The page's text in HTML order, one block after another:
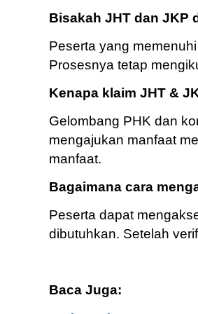
Bisakah JHT dan JKP
Peserta yang
Prosesnya tetap
Kenapa klaim JHT &
Gelombang PHK dan
mengajukan manfaat
manfaat.
Bagaimana cara
Peserta dapat
dibutuhkan. Setelah
Baca Juga: